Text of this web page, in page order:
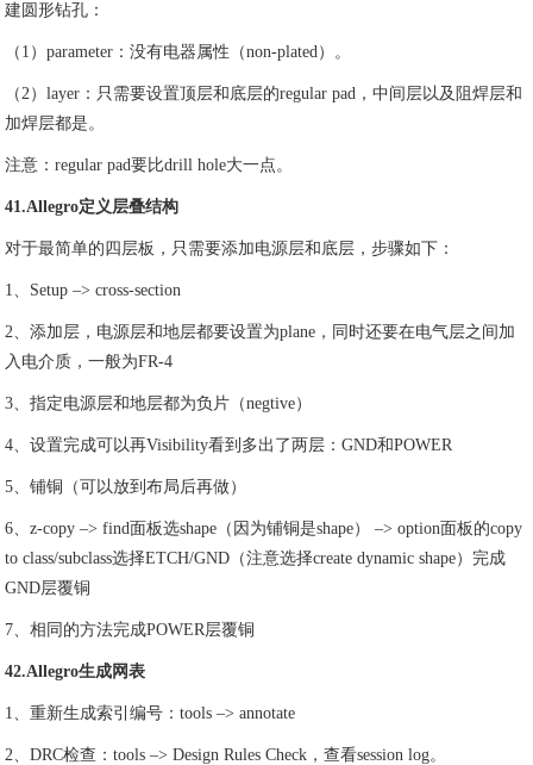
建圆形钻孔：
（1）parameter：没有电器属性（non-plated）。
（2）layer：只需要设置顶层和底层的regular pad，中间层以及阻焊层和
加焊层都是。
注意：regular pad要比drill hole大一点。
41.Allegro定义层叠结构
对于最简单的四层板，只需要添加电源层和底层，步骤如下：
1、Setup –> cross-section
2、添加层，电源层和地层都要设置为plane，同时还要在电气层之间加
入电介质，一般为FR-4
3、指定电源层和地层都为负片（negtive）
4、设置完成可以再Visibility看到多出了两层：GND和POWER
5、铺铜（可以放到布局后再做）
6、z-copy –> find面板选shape（因为铺铜是shape） –> option面板的copy
to class/subclass选择ETCH/GND（注意选择create dynamic shape）完成
GND层覆铜
7、相同的方法完成POWER层覆铜
42.Allegro生成网表
1、重新生成索引编号：tools –> annotate
2、DRC检查：tools –> Design Rules Check，查看session log。